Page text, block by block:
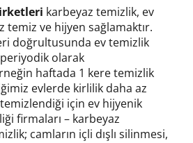
karbeyaz temizlik, ev
temiz ve hijyen sağlamaktır.
doğrultusunda ev temizlik
olarak
haftada 1 kere temizlik
evlerde kirlilik daha az
için ev hijyenik
firmaları – karbeyaz
camların içli dışlı silinmesi,